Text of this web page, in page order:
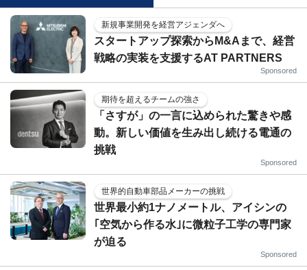
新規事業開発を経営アジェンダへ
スタートアップ探索からM&Aまで、経営
戦略の実装を支援するAT PARTNERS
Sponsored
期待を超えるチームの強さ
「さすが」の一言に込められた驚きや感
動。新しい価値を生み出し続ける電通の
挑戦
Sponsored
世界的自動車部品メーカーの挑戦
世界最小約1ナノメートル、アイシンの
｢空気から作る水｣に微粒子工学の専門家
が迫る
Sponsored